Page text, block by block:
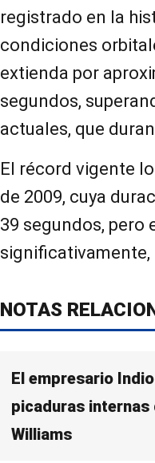
registrado en la
condiciones
extienda por
segundos,
actuales, que
El récord vigente
de 2009, cuya
39 segundos, pero
significativamente,
NOTAS
El empresario
picaduras internas
Williams